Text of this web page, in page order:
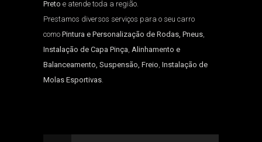
Preto e atende toda a região.
Prestamos diversos serviços para o seu carro
como Pintura e Personalização de Rodas, Pneus,
Instalação de Capa Pinça, Alinhamento e
Balanceamento, Suspensão, Freio, Instalação de
Molas Esportivas.